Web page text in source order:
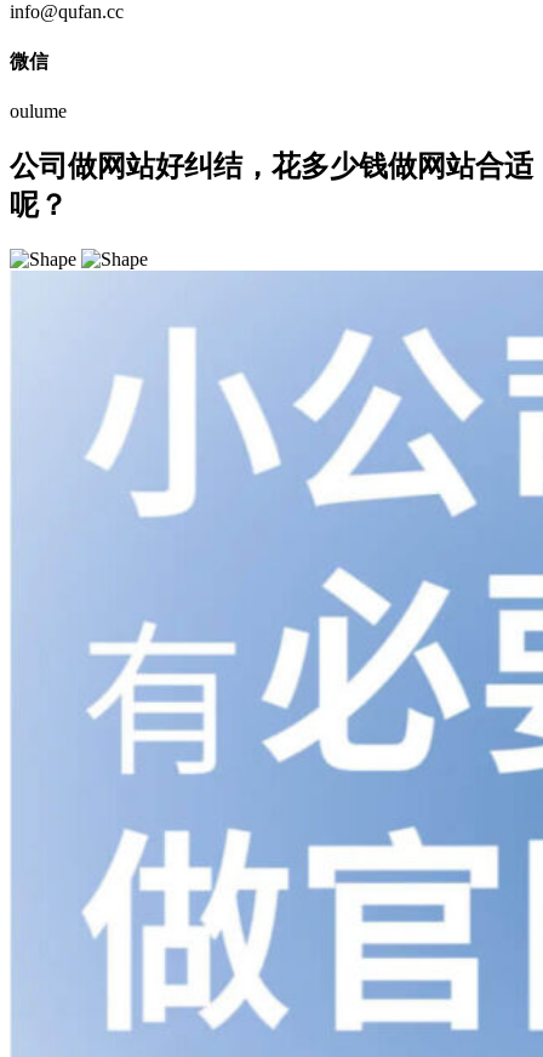
info@qufan.cc
微信
oulume
公司做网站好纠结，花多少钱做网站合适
呢？